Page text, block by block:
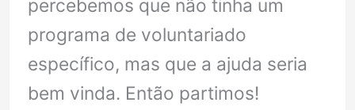
percebemos que não tinha um
programa de voluntariado
específico, mas que a ajuda seria
bem vinda. Então partimos!